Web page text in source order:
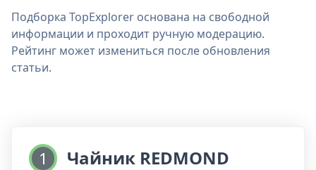
Подборка TopExplorer основана на свободной
информации и проходит ручную модерацию.
Рейтинг может измениться после обновления
статьи.
1
Чайник REDMOND